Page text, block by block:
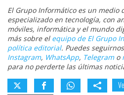
El Grupo Informático es un medio
especializado en tecnología, con
móviles, informática y el mundo
más sobre el equipo de El Grupo
política editorial. Puedes
Instagram, WhatsApp, Telegramo
para no perderte las últimas